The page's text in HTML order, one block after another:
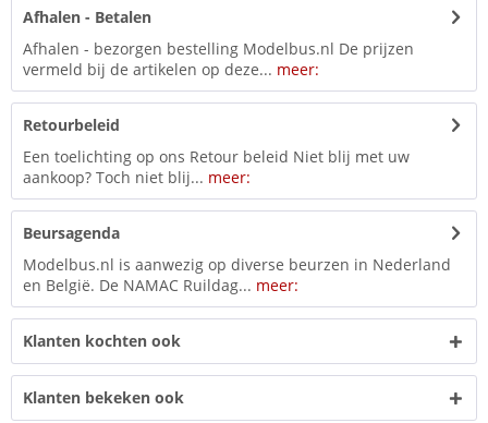
Afhalen - Betalen
Afhalen - bezorgen bestelling Modelbus.nl De prijzen
vermeld bij de artikelen op deze... meer:
Retourbeleid
Een toelichting op ons Retour beleid Niet blij met uw
aankoop? Toch niet blij... meer:
Beursagenda
Modelbus.nl is aanwezig op diverse beurzen in Nederland
en België. De NAMAC Ruildag... meer:
Klanten kochten ook
Klanten bekeken ook